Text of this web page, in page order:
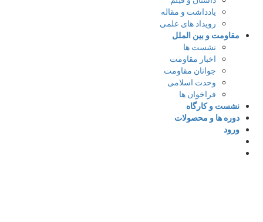
یادداشت و مقاله
رویداد های علمی
مقاومت و بین الملل
نشست ها
اخبار مقاومت
جوانان مقاومت
وحدت اسلامی
فراخوان ها
نشست و کارگاه
دوره ها و محصولات
ورود